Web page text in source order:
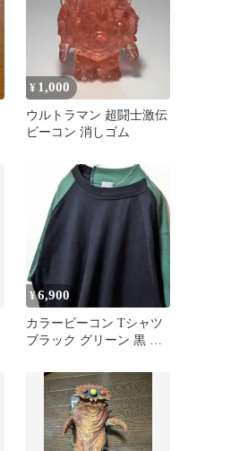
¥ 1,000
ウルトラマン 超闘士激伝
ビーコン 消しゴム
¥6,900
カラービーコン Tシャツ
ブラック グリーン 黒 緑